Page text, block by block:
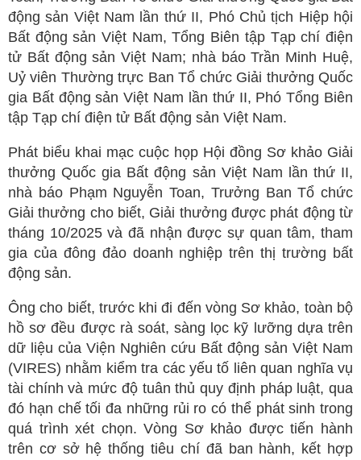
động sản Việt Nam lần thứ II, Phó Chủ tịch Hiệp hội
Bất động sản Việt Nam, Tổng Biên tập Tạp chí điện
tử Bất động sản Việt Nam; nhà báo Trần Minh Huệ,
Uỷ viên Thường trực Ban Tổ chức Giải thưởng Quốc
gia Bất động sản Việt Nam lần thứ II, Phó Tổng Biên
tập Tạp chí điện tử Bất động sản Việt Nam.
Phát biểu khai mạc cuộc họp Hội đồng Sơ khảo Giải
thưởng Quốc gia Bất động sản Việt Nam lần thứ II,
nhà báo Phạm Nguyễn Toan, Trưởng Ban Tổ chức
Giải thưởng cho biết, Giải thưởng được phát động từ
tháng 10/2025 và đã nhận được sự quan tâm, tham
gia của đông đảo doanh nghiệp trên thị trường bất
động sản.
Ông cho biết, trước khi đi đến vòng Sơ khảo, toàn bộ
hồ sơ đều được rà soát, sàng lọc kỹ lưỡng dựa trên
dữ liệu của Viện Nghiên cứu Bất động sản Việt Nam
(VIRES) nhằm kiểm tra các yếu tố liên quan nghĩa vụ
tài chính và mức độ tuân thủ quy định pháp luật, qua
đó hạn chế tối đa những rủi ro có thể phát sinh trong
quá trình xét chọn. Vòng Sơ khảo được tiến hành
trên cơ sở hệ thống tiêu chí đã ban hành, kết hợp